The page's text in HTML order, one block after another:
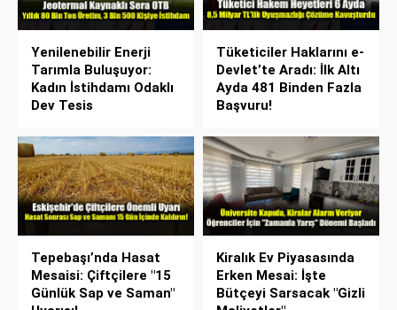
Yenilenebilir Enerji
Tarımla Buluşuyor:
Kadın İstihdamı Odaklı
Dev Tesis
Tüketiciler Haklarını e-
Devlet’te Aradı: İlk Altı
Ayda 481 Binden Fazla
Başvuru!
Tepebaşı’nda Hasat
Mesaisi: Çiftçilere "15
Günlük Sap ve Saman"
Kiralık Ev Piyasasında
Erken Mesai: İşte
Bütçeyi Sarsacak "Gizli